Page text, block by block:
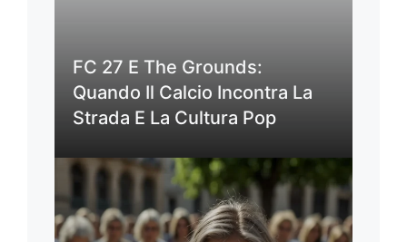
FC 27 E The Grounds:
Quando Il Calcio Incontra La
Strada E La Cultura Pop